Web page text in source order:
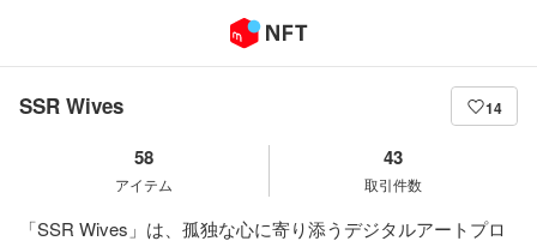
SSR Wives 14
58
アイテム
43
取引件数
「SSR Wives」は、孤独な心に寄り添うデジタルアートプロ